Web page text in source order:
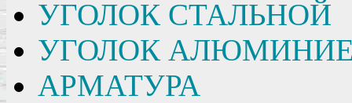
УГОЛОК СТАЛЬНОЙ
УГОЛОК
АРМАТУРА